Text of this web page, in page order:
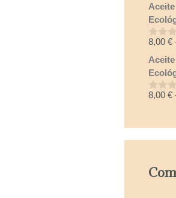
e
5
0
e
5
8,00 €
0
8,00 €